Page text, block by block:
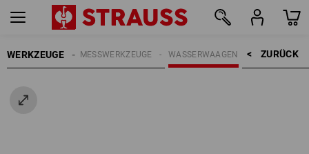
WERKZEUGE ZURÜCK    >
WASSERWAAGEN
MESSWERKZEUGE